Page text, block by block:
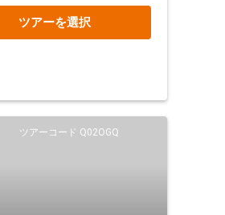
ツアーを選択
ツアーコード Q02OGQ